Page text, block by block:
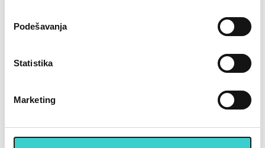
Podešavanja
Statistika
Marketing
★
RASPRODATO